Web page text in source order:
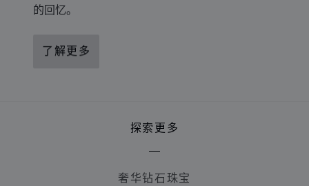
的回忆。
了解更多
探索更多
奢华钻石珠宝